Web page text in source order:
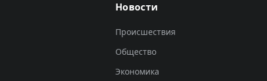
Новости
Происшествия
Общество
Экономика